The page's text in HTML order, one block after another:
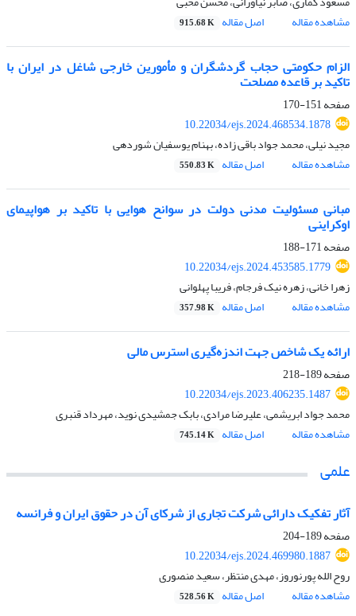
مشاهده مقاله
اصل مقاله 915.68 K
الزام حکومتی حجاب گردشگران و مأمورین خارجی شاغل در ایران با
تاکید بر قاعده مصلحت
صفحه151-170
10.22034/ejs.2024.468534.1878
مجید نیلی، محمد جواد باقی ‏زاده، بهنام یوسفیان شوردهی
مشاهده مقاله
اصل مقاله 550.83 K
مبانی مسئولیت مدنی دولت در سوانح هوایی با تاکید بر هواپیمای
اوکراینی
صفحه171-188
10.22034/ejs.2024.453585.1779
زهرا خانی، زهره نیک فرجام، فریبا پهلوانی
مشاهده مقاله
اصل مقاله 357.98 K
ارائه یک شاخص جهت اندزه‌گیری استرس مالی
صفحه189-218
10.22034/ejs.2023.406235.1487
محمد جواد ابریشمی، علیرضا مرادی، بابک جمشیدی نوید، مهرداد قنبری
مشاهده مقاله
اصل مقاله 745.14 K
علمی
آثار تفکیک دارائی شرکت تجاری از شرکای آن در حقوق ایران و فرانسه
صفحه189-204
10.22034/ejs.2024.469980.1887
روح الله پورنوروز، مهدی منتظر، سعید منصوری
مشاهده مقاله
اصل مقاله 528.56 K